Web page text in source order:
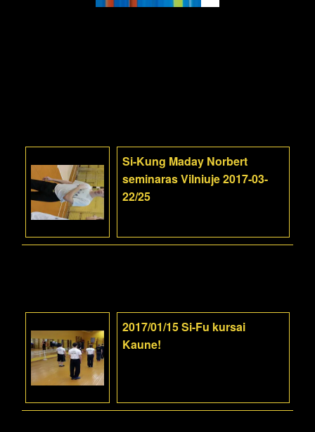
Si-Kung Maday Norbert
seminaras Vilniuje 2017-03-
22/25
2017/01/15 Si-Fu kursai
Kaune!